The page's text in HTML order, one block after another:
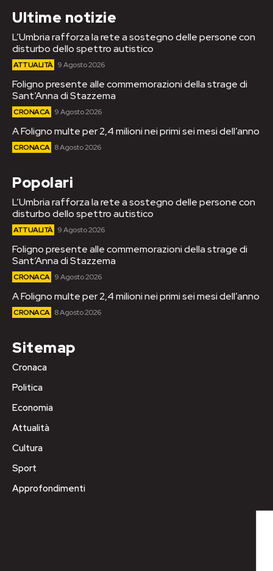
Ultime notizie
L’Umbria rafforza la rete a sostegno delle persone con
disturbo dello spettro autistico
ATTUALITÀ 9 Agosto 2026
Foligno presente alle commemorazioni della strage di
Sant’Anna di Stazzema
CRONACA 9 Agosto 2026
A Foligno multe per 2,4 milioni nei primi sei mesi dell’anno
CRONACA 8 Agosto 2026
Popolari
L’Umbria rafforza la rete a sostegno delle persone con
disturbo dello spettro autistico
ATTUALITÀ 9 Agosto 2026
Foligno presente alle commemorazioni della strage di
Sant’Anna di Stazzema
CRONACA 9 Agosto 2026
A Foligno multe per 2,4 milioni nei primi sei mesi dell’anno
CRONACA 8 Agosto 2026
Sitemap
Cronaca
Politica
Economia
Attualità
Cultura
Sport
Approfondimenti